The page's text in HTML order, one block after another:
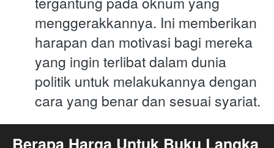
menggerakkannya. Ini memberikan
harapan dan motivasi bagi mereka
yang ingin terlibat dalam dunia
politik untuk melakukannya dengan
cara yang benar dan sesuai syariat.